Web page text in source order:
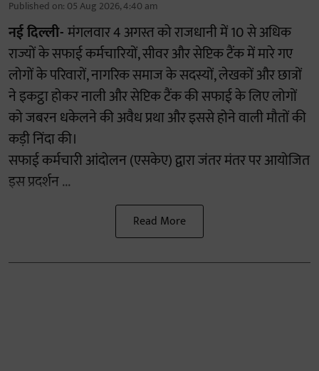
Published on: 05 Aug 2026, 4:40 am
नई दिल्ली-मंगलवार 4 अगस्त को राजधानी में 10 से अधिक
राज्यों के सफाई कर्मचारियों, सीवर और सेप्टिक टैंक में मारे गए
लोगों के परिवारों, नागरिक समाज के सदस्यों, लेखकों और छात्रों
ने इकट्ठा होकर नाली और सेप्टिक टैंक की सफाई के लिए लोगों
को जबरन धकेलने की अवैध प्रथा और इससे होने वाली मौतों की
कड़ी निंदा की।
सफाई कर्मचारी आंदोलन (एसकेए) द्वारा जंतर मंतर पर आयोजित
इस प्रदर्शन ...
Read More